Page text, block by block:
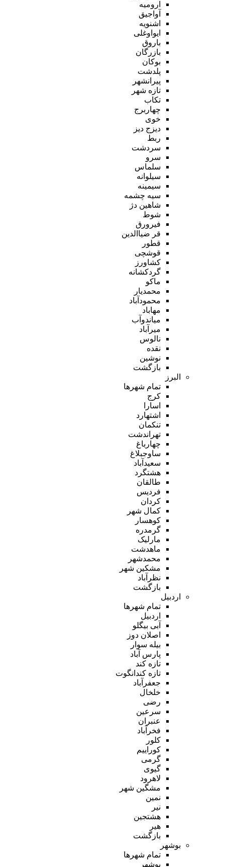
ارومیه
آواجیق
اشنویه
ایواوغلی
باروق
بازرگان
بوکان
پلدشت
پیرانشهر
تازه شهر
تکاب
چهاربرج
خوی
دیزج دیز
ربط
سردشت
سرو
سلماس
سیلوانه
سیمینه
سیه چشمه
شاهین دژ
شوط
فیرورق
قر ضیاالدین
قطور
قوشچی
کشاورز
گردکشانه
ماکو
محمدیار
محمودآباد
مهاباد
میاندوآب
میرآباد
نالوس
نقده
نوشین
بازگشت
البرز
تمام شهر‌ها
کرج
اسارا
اشتهارد
تنکمان
تهراندشت
چهارباغ
ساوجبلاغ
سعیدآباد
هشتگرد
طالقان
فردیس
کردان
کمال شهر
کوهسار
گرمدره
مارلیک
ماهدشت
محمدشهر
مشکین شهر
نظرآباد
بازگشت
اردبیل
تمام شهر‌ها
اردبیل
آبی بیگلو
اصلان دوز
بیله سوار
پارس آباد
تازه کند
تازه کندانگوت
جعفرآباد
خلخال
رضی
سرعین
عنبران
فخرآباد
کلور
کوراییم
گرمی
گیوی
لاهرود
مشگین شهر
نمین
نیر
هشتجین
هیر
بازگشت
بوشهر
تمام شهر‌ها
بوشهر